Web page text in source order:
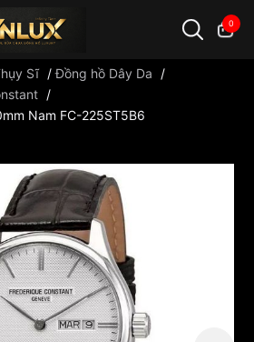
0
Shock đồng hồ Orient ...
Sĩ /Đồng hồ Dây Da
/
/
Nam FC-225ST5B6